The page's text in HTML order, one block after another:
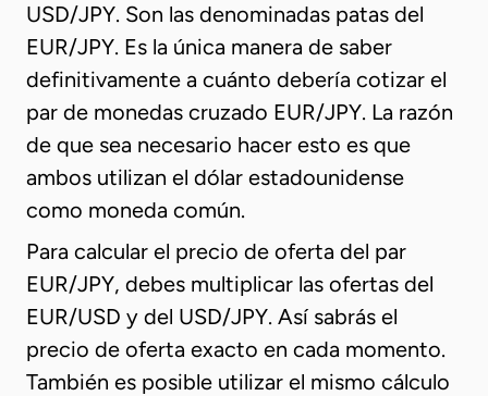
USD/JPY. Son las denominadas patas del
EUR/JPY. Es la única manera de saber
definitivamente a cuánto debería cotizar el
par de monedas cruzado EUR/JPY. La razón
de que sea necesario hacer esto es que
ambos utilizan el dólar estadounidense
como moneda común.
Para calcular el precio de oferta del par
EUR/JPY, debes multiplicar las ofertas del
EUR/USD y del USD/JPY. Así sabrás el
precio de oferta exacto en cada momento.
También es posible utilizar el mismo cálculo